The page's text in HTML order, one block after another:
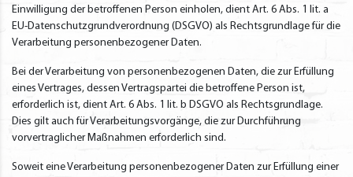
Einwilligung der betroffenen Person einholen, dient Art. 6 Abs. 1 lit. a
EU-Datenschutzgrundverordnung (DSGVO) als Rechtsgrundlage für die
Verarbeitung personenbezogener Daten.
Bei der Verarbeitung von personenbezogenen Daten, die zur Erfüllung
eines Vertrages, dessen Vertragspartei die betroffene Person ist,
erforderlich ist, dient Art. 6 Abs. 1 lit. b DSGVO als Rechtsgrundlage.
Dies gilt auch für Verarbeitungsvorgänge, die zur Durchführung
vorvertraglicher Maßnahmen erforderlich sind.
Soweit eine Verarbeitung personenbezogener Daten zur Erfüllung einer